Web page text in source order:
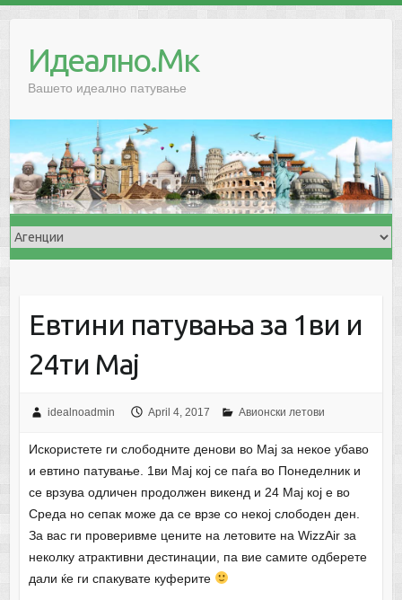
contentИдеално.Мк
Вашето идеално патување
Евтини патувања за 1ви и
24ти Мај
idealnoadmin April 4, 2017 Авионски летови
Искористете ги слободните денови во Мај за некое убаво
и евтино патување. 1ви Мај кој се паѓа во Понеделник и
се врзува одличен продолжен викенд и 24 Мај кој е во
Среда но сепак може да се врзе со некој слободен ден.
За вас ги проверивме цените на летовите на WizzAir за
неколку атрактивни дестинации, па вие самите одберете
дали ќе ги спакувате куферите